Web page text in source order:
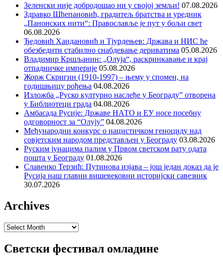
Зеленски није добродошао ни у својој земљи! 07.08.2026
Здравко Шћепановић, градитељ братства и уредник
„Панонских нити“: Православље је пут у бољи свет
06.08.2026
Ђедовић Хандановић и Тјурдењев: Држава и НИС ће
обезбедити стабилно снабдевање дериватима 05.08.2026
Владимир Кршљанин: „Олуја“, раскринкавање и крај
отпадничке империје 05.08.2026
Жорж Скригин (1910-1997) – њему у спомен, на
годишњицу рођења 04.08.2026
Изложба „Руско културно наслеђе у Београду” отворена
у Библиотеци града 04.08.2026
Амбасада Русије: Државе НАТО и ЕУ носе посебну
одговорност за “Олују” 04.08.2026
Међународни конкурс о нацистичком геноциду над
совјетским народом представљен у Београду 03.08.2026
Руским јунацима палим у Првом светском рату одата
пошта у Београду 01.08.2026
Славенко Терзић: Путинова изјава – још један доказ да је
Русија наш главни вишевековни историјски савезник
30.07.2026
Archives
Archives
Светски фестивал омладине